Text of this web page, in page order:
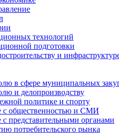
технологий
подготовки
и
в сфере муниципальных
и делопроизводству
политике и спорту
с общественностью и СМИ
с представительными органами
потребительского рынка